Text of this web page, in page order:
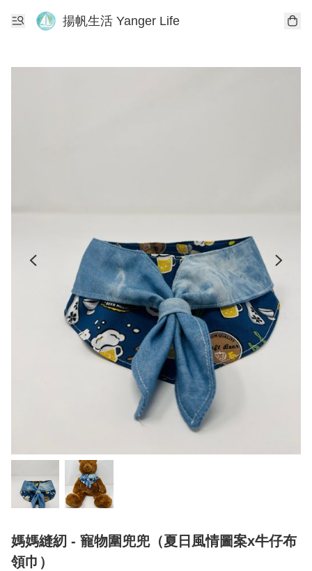
揚帆生活 Yanger Life
媽媽縫紉 - 寵物圍兜兜（夏日風情圖案x牛仔布
領巾）